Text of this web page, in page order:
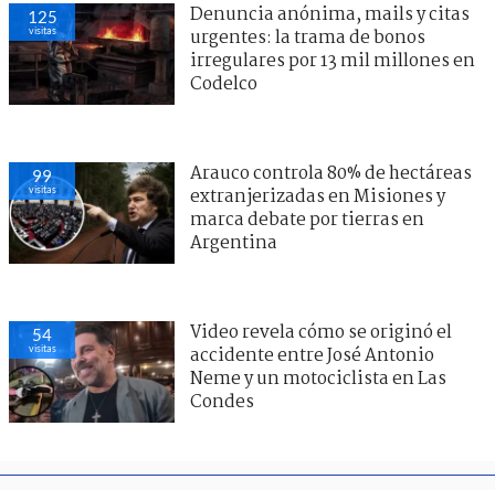
135
visitas
Denuncia anónima, mails y citas
urgentes: la trama de bonos
irregulares por 13 mil millones en
Codelco
108
visitas
Arauco controla 80% de hectáreas
extranjerizadas en Misiones y
marca debate por tierras en
Argentina
54
visitas
Video revela cómo se originó el
accidente entre José Antonio
Neme y un motociclista en Las
Condes